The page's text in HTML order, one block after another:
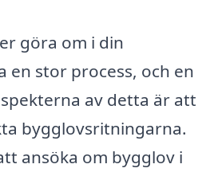
göra om i din
en stor process, och en
av detta är att
bygglovsritningarna.
ansöka om bygglov i